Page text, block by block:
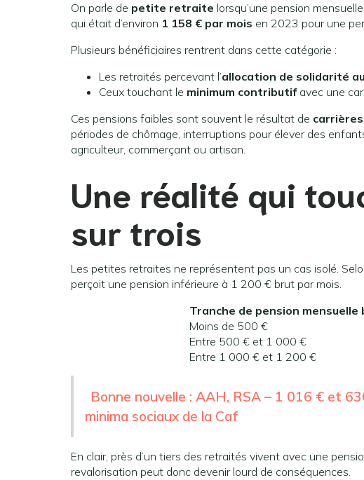
On parle de petite retraite lorsqu’une pension
qui était d’environ 1 158 € par mois en 2023 pour une
Plusieurs bénéficiaires rentrent dans cette catégorie :
Les retraités percevant l’allocation de solidarité
Ceux touchant le minimum contributifavec une
Ces pensions faibles sont souvent le résultat de
périodes de chômage, interruptions pour élever des
agriculteur, commerçant ou artisan.
Une réalité qui
sur trois
Les petites retraites ne représentent pas un cas isolé.
perçoit une pension inférieure à 1 200 € brut par mois.
Tranche de pension mensuelle
Moins de 500 €
Entre 500 € et 1 000 €
Entre 1 000 € et 1 200 €
Bonne nouvelle : AAH, RSA – 1 016 € et
minima sociaux de la Caf
En clair, près d’un tiers des retraités vivent avec une
revalorisation peut donc devenir lourd de conséquences.